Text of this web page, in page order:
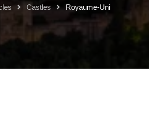
Castles Royaume-Uni